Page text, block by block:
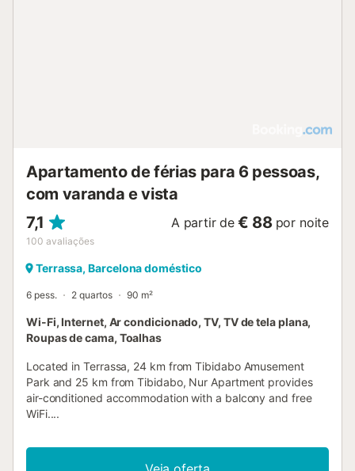
Apartamento de férias para 6 pessoas,
com varanda e vista
7,1
100 avaliações
A partir de € 88 por noite
Terrassa, Barcelona doméstico
6 pess. 2 quartos 90 m²
Wi-Fi, Internet, Ar condicionado, TV, TV de tela plana,
Roupas de cama, Toalhas
Located in Terrassa, 24 km from Tibidabo Amusement
Park and 25 km from Tibidabo, Nur Apartment provides
air-conditioned accommodation with a balcony and free
WiFi....